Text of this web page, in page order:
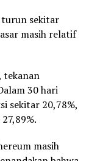
sekitar
masih relatif
tekanan
30 hari
sekitar 20,78%,
masih